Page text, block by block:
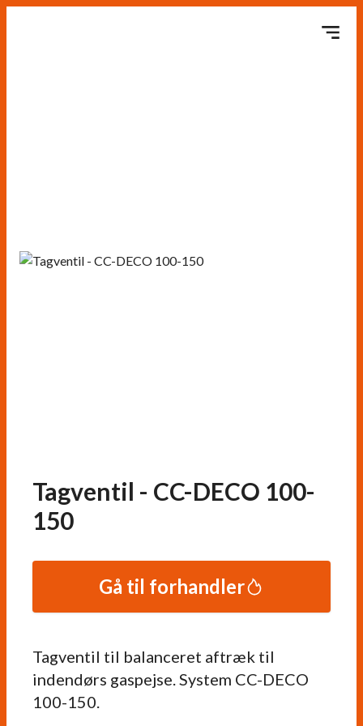
Tagventil - CC-DECO 100-
150
Tagventil til balanceret aftræk til
indendørs gaspejse. System CC-DECO
100-150.
Gå til forhandler